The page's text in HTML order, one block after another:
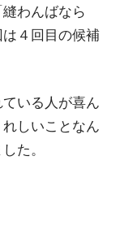
わんばなら
４回目の候補
ている人が喜ん
しいことなん
た。